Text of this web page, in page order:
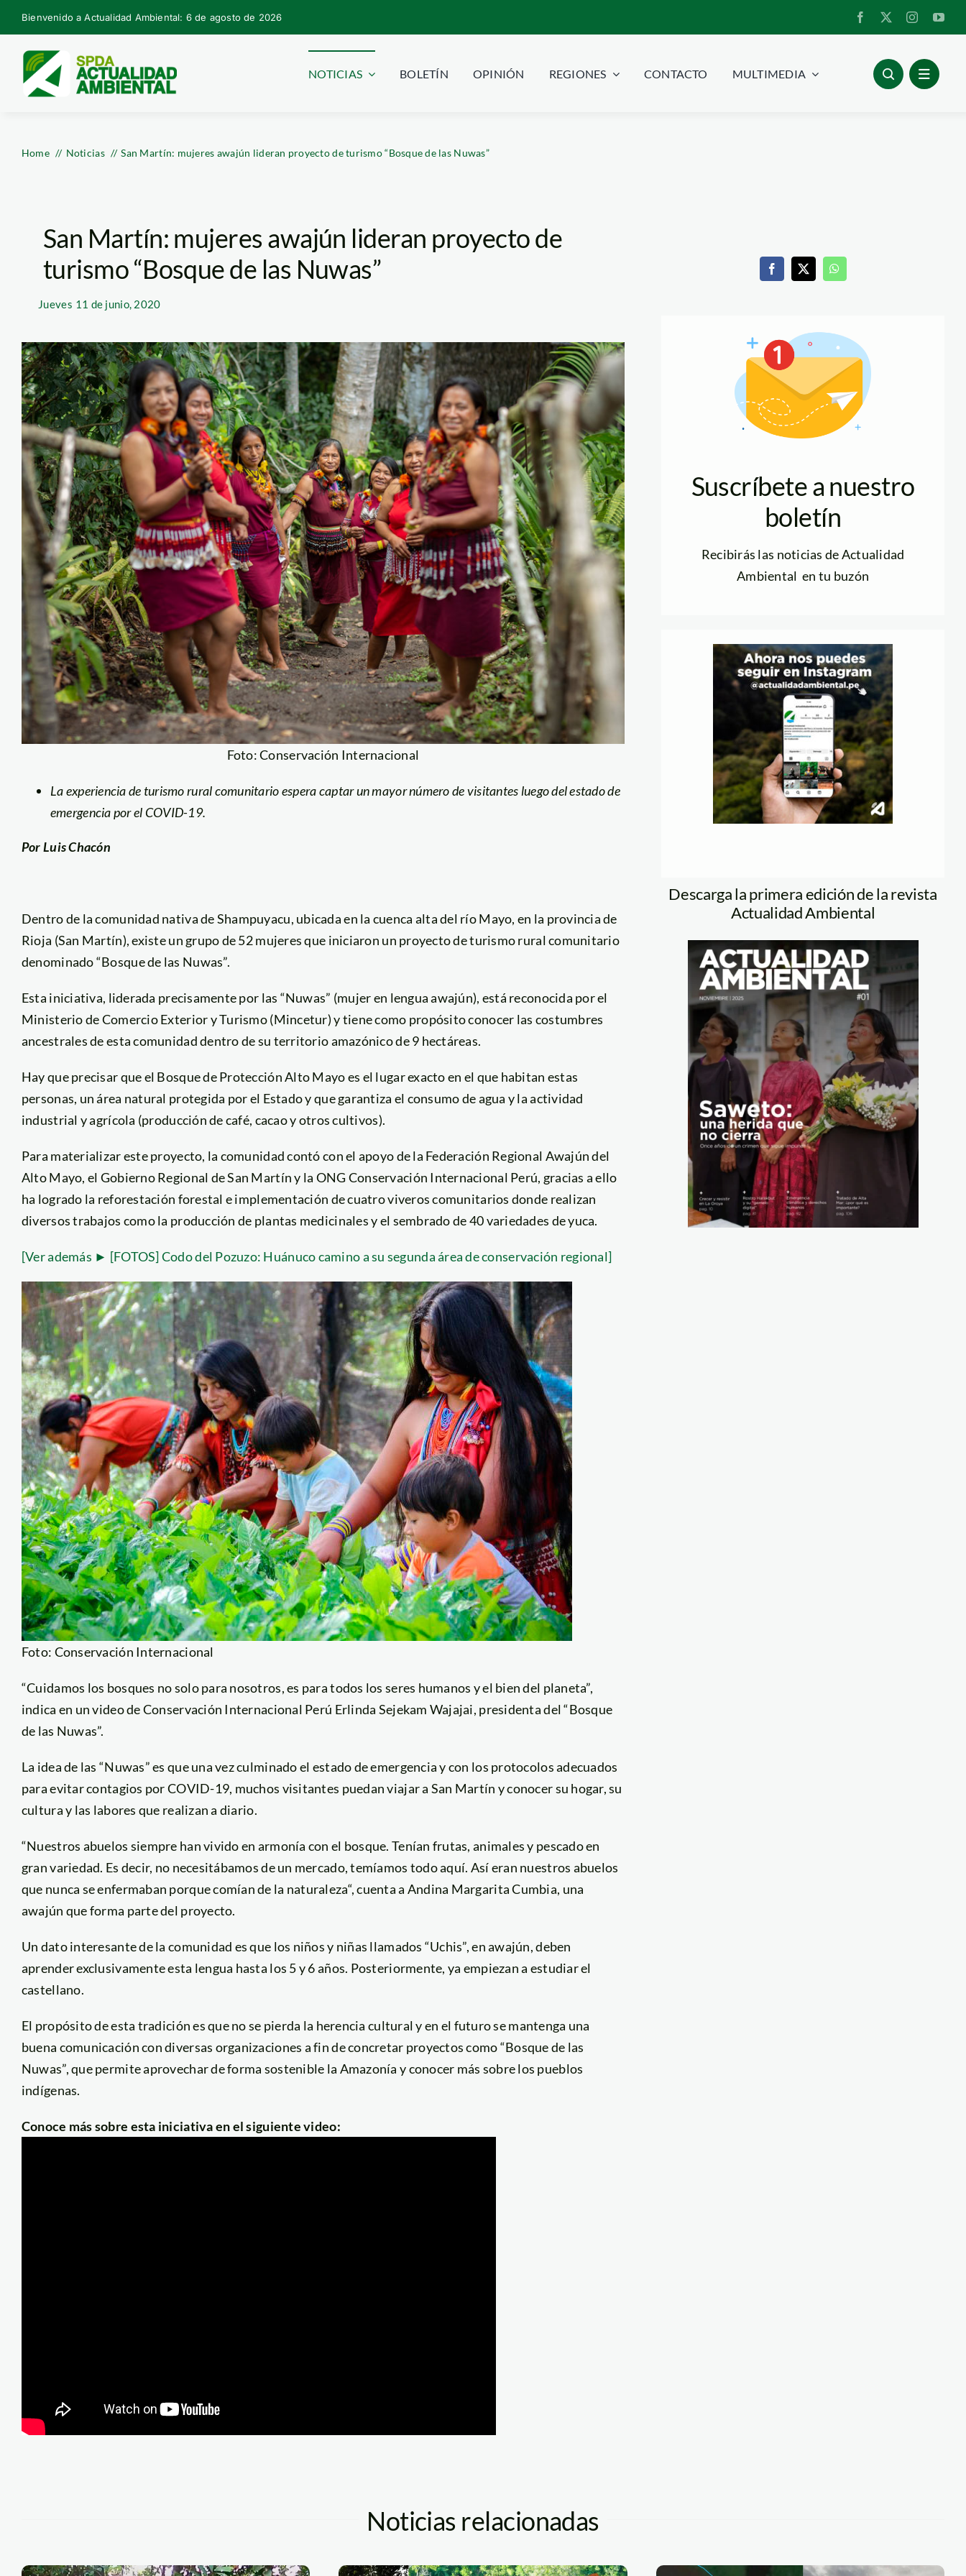
Skip
to
content
Bienvenido a Actualidad Ambiental: 6 de agosto de 2026
NOTICIAS BOLETÍN OPINIÓN REGIONES CONTACTO MULTIMEDIA
Home Noticias San Martín: mujeres awajún lideran proyecto de turismo “Bosque de las Nuwas”
San Martín: mujeres awajún lideran proyecto de
turismo “Bosque de las Nuwas”
Jueves 11 de junio, 2020
Foto: Conservación Internacional
La experiencia de turismo rural comunitario espera captar un mayor número de visitantes luego del estado de
emergencia por el COVID-19.
Por Luis Chacón
Dentro de la comunidad nativa de Shampuyacu, ubicada en la cuenca alta del río Mayo, en la provincia de
Rioja (San Martín), existe un grupo de 52 mujeres que iniciaron un proyecto de turismo rural comunitario
denominado “Bosque de las Nuwas”.
Esta iniciativa, liderada precisamente por las “Nuwas” (mujer en lengua awajún), está reconocida por el
Ministerio de Comercio Exterior y Turismo (Mincetur) y tiene como propósito conocer las costumbres
ancestrales de esta comunidad dentro de su territorio amazónico de 9 hectáreas.
Hay que precisar que el Bosque de Protección Alto Mayo es el lugar exacto en el que habitan estas
personas, un área natural protegida por el Estado y que garantiza el consumo de agua y la actividad
industrial y agrícola (producción de café, cacao y otros cultivos).
Para materializar este proyecto, la comunidad contó con el apoyo de la Federación Regional Awajún del
Alto Mayo, el Gobierno Regional de San Martín y la ONG Conservación Internacional Perú, gracias a ello
ha logrado la reforestación forestal e implementación de cuatro viveros comunitarios donde realizan
diversos trabajos como la producción de plantas medicinales y el sembrado de 40 variedades de yuca.
[Ver además ► [FOTOS] Codo del Pozuzo: Huánuco camino a su segunda área de conservación regional]
Foto: Conservación Internacional
“Cuidamos los bosques no solo para nosotros, es para todos los seres humanos y el bien del planeta”,
indica en un video de Conservación Internacional Perú Erlinda Sejekam Wajajai, presidenta del “Bosque
de las Nuwas”.
La idea de las “Nuwas” es que una vez culminado el estado de emergencia y con los protocolos adecuados
para evitar contagios por COVID-19, muchos visitantes puedan viajar a San Martín y conocer su hogar, su
cultura y las labores que realizan a diario.
“Nuestros abuelos siempre han vivido en armonía con el bosque. Tenían frutas, animales y pescado en
gran variedad. Es decir, no necesitábamos de un mercado, temíamos todo aquí. Así eran nuestros abuelos
que nunca se enfermaban porque comían de la naturaleza“, cuenta a Andina Margarita Cumbia, una
awajún que forma parte del proyecto.
Un dato interesante de la comunidad es que los niños y niñas llamados “Uchis”, en awajún, deben
aprender exclusivamente esta lengua hasta los 5 y 6 años. Posteriormente, ya empiezan a estudiar el
castellano.
El propósito de esta tradición es que no se pierda la herencia cultural y en el futuro se mantenga una
buena comunicación con diversas organizaciones a fin de concretar proyectos como “Bosque de las
Nuwas”, que permite aprovechar de forma sostenible la Amazonía y conocer más sobre los pueblos
indígenas.
Conoce más sobre esta iniciativa en el siguiente video:
Suscríbete a nuestro
boletín
Recibirás las noticias de Actualidad
Ambiental en tu buzón
Descarga la primera edición de la revista
Actualidad Ambiental
Noticias relacionadas